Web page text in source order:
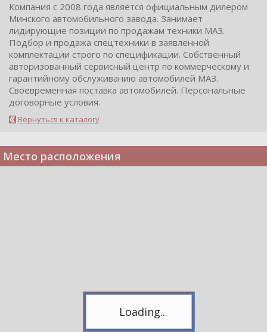
Компания с 2008 года является официальным дилером
Минского автомобильного завода. Занимает
лидирующие позиции по продажам техники МАЗ.
Подбор и продажа спецтехники в заявленной
комплектации строго по спецификации. Собственный
авторизованный сервисный центр по коммерческому и
гарантийному обслуживанию автомобилей МАЗ.
Своевременная поставка автомобилей. Персональные
договорные условия.
Вернуться к каталогу
Место расположения